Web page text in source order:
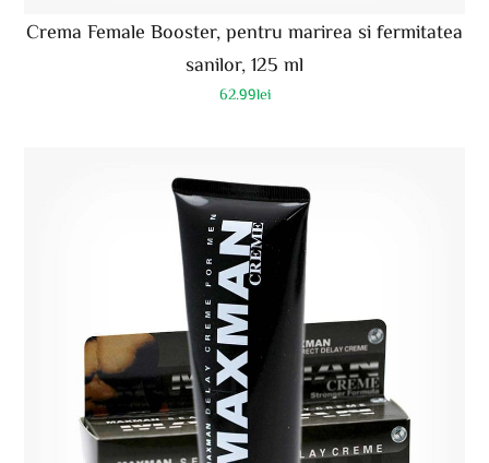
Crema Female Booster, pentru marirea si fermitatea
sanilor, 125 ml
62.99lei